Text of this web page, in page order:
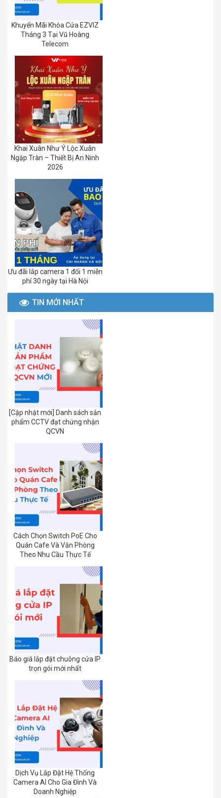
Khuyến Mãi Khóa Cửa EZVIZ
Tháng 3 Tại Vũ Hoàng
Telecom
Khai Xuân Như Ý Lộc Xuân
Ngập Tràn – Thiết Bị An Ninh
2026
Ưu đãi lắp camera 1 đổi 1 miễn
phí 30 ngày tại Hà Nội
TIN MỚI NHẤT
[Cập nhật mới] Danh sách sản
phẩm CCTV đạt chứng nhận
QCVN
Cách Chọn Switch PoE Cho
Quán Cafe Và Văn Phòng
Theo Nhu Cầu Thực Tế
Báo giá lắp đặt chuông cửa IP
trọn gói mới nhất
Dịch Vụ Lắp Đặt Hệ Thống
Camera AI Cho Gia Đình Và
Doanh Nghiệp